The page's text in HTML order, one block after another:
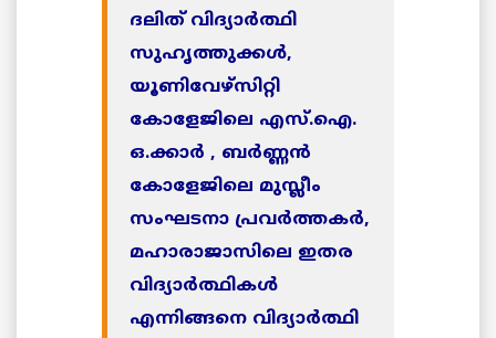
ദലിത് വിദ്യാര്‍ത്ഥി
സുഹൃത്തുക്കള്‍,
യൂണിവേഴ്‌സിറ്റി
കോളേജിലെ എസ്.ഐ.
ഒ.ക്കാര്‍ , ബര്‍ണ്ണന്‍
കോളേജിലെ മുസ്ലീം
സംഘടനാ പ്രവര്‍ത്തകര്‍,
മഹാരാജാസിലെ ഇതര
വിദ്യാര്‍ത്ഥികള്‍
എന്നിങ്ങനെ വിദ്യാര്‍ത്ഥി